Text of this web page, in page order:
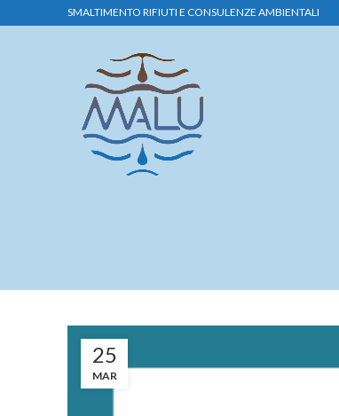
SMALTIMENTO RIFIUTI E CONSULENZE AMBIENTALI
25
MAR